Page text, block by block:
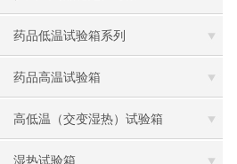
药品低温试验箱系列
药品高温试验箱
高低温（交变湿热）试验箱
湿热试验箱